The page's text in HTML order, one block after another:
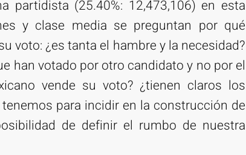
partidista (25.40%: 12,473,106) en esta
y clase media se preguntan por qué
voto: ¿es tanta el hambre y la necesidad?
han votado por otro candidato y no por el
vende su voto? ¿tienen claros los
para incidir en la construcción de
de definir el rumbo de nuestra